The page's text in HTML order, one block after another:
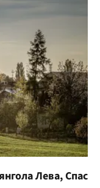
Лева, Спас